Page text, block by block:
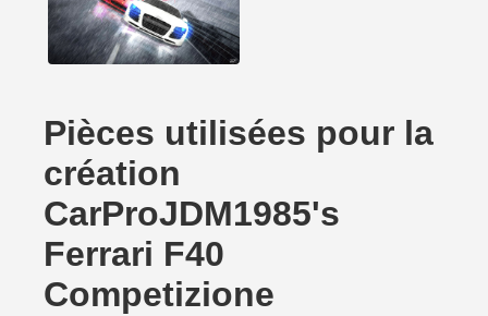
Pièces utilisées pour la
création
CarProJDM1985's
Ferrari F40
Competizione